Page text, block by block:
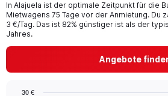
In Alajuela ist der optimale Zeitpunkt für die
Mietwagens 75 Tage vor der Anmietung. Du
3 €/Tag. Das ist 82% günstiger ist als der
Jahres.
Angebote
30 €